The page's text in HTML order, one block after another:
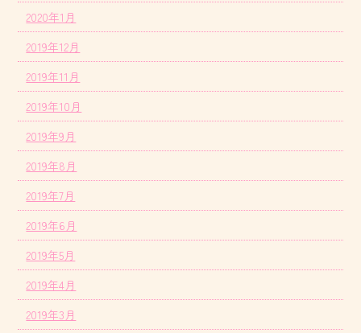
2020年1月
2019年12月
2019年11月
2019年10月
2019年9月
2019年8月
2019年7月
2019年6月
2019年5月
2019年4月
2019年3月